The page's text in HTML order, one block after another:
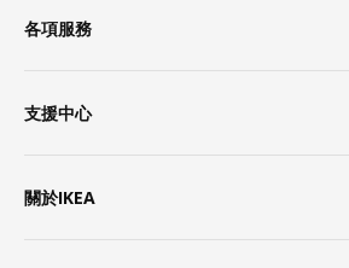
各項服務
支援中心
關於IKEA